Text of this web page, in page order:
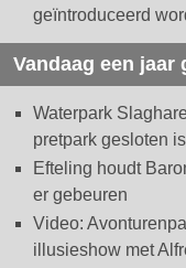
geïntroduceerd
Vandaag een jaar
Waterpark
pretpark gesloten is
Efteling houdt
er gebeuren
Video:
illusieshow met